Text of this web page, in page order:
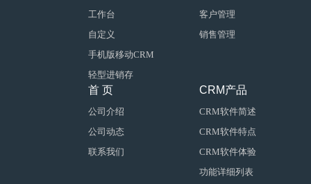
客户管理
销售管理
工作台
自定义
手机版移动CRM
轻型进销存
CRM产品
CRM软件简述
CRM软件特点
CRM软件体验
功能详细列表
首 页
公司介绍
公司动态
联系我们